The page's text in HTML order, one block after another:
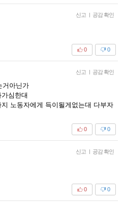
신고 | 공감 확인
0
0
신고 | 공감 확인
거아닌가
심한대
노동자에게 득이될게없는대 다부자
0
0
신고 | 공감 확인
0
0